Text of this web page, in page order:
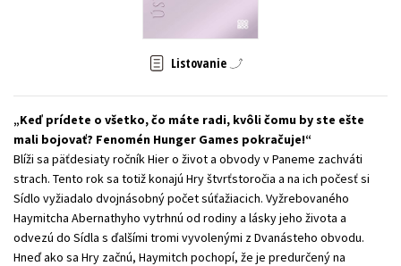
Umenie a kultúra
Výchova a pedagogika
Young adult
Všetky tituly
Listovanie
Keď prídete o všetko, čo máte radi, kvôli čomu by ste ešte
mali bojovať? Fenomén Hunger Games pokračuje!
Blíži sa päťdesiaty ročník Hier o život a obvody v Paneme zachváti
strach. Tento rok sa totiž konajú Hry štvrťstoročia a na ich počesť si
Sídlo vyžiadalo dvojnásobný počet súťažiacich. Vyžrebovaného
Haymitcha Abernathyho vytrhnú od rodiny a lásky jeho života a
odvezú do Sídla s ďalšími tromi vyvolenými z Dvanásteho obvodu.
Hneď ako sa Hry začnú, Haymitch pochopí, že je predurčený na